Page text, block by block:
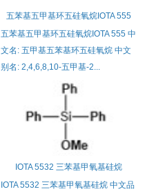
五苯基五甲基环五硅氧烷IOTA 555
五苯基五甲基环五硅氧烷IOTA 555 中
文名: 五甲基五苯基环五硅氧烷 中文
别名: 2,4,6,8,10-五甲基-2...
IOTA 5532 三苯基甲氧基硅烷
IOTA 5532 三苯基甲氧基硅烷 中文品